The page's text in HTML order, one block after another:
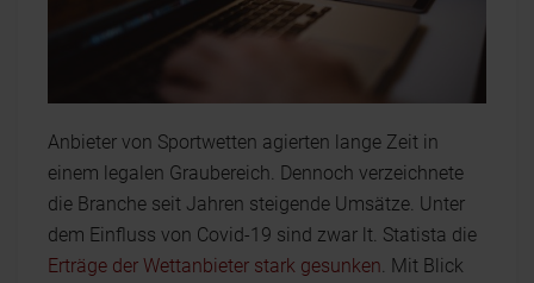
Anbieter von Sportwetten agierten lange Zeit in
einem legalen Graubereich. Dennoch verzeichnete
die Branche seit Jahren steigende Umsätze. Unter
dem Einfluss von Covid-19 sind zwar lt. Statista die
Erträge der Wettanbieter stark gesunken. Mit Blick